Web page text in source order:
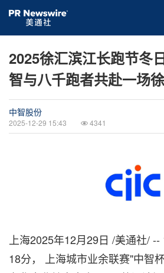
2025徐汇滨江长跑节冬
智与八千跑者共赴一场
中智股份
2025-12-29 15:43 4341
上海2025年12月29日 /美通社/ --
18分， 上海城市业余联赛"中智